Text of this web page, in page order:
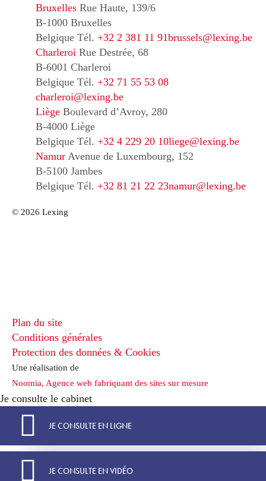
Bruxelles Rue Haute, 139/6
B-1000 Bruxelles
Belgique Tél. +32 2 381 11 91brussels@lexing.be
Charleroi Rue Destrée, 68
B-6001 Charleroi
Belgique Tél. +32 71 55 53 08
charleroi@lexing.be
Liège Boulevard d’Avroy, 280
B-4000 Liège
Belgique Tél. +32 4 229 20 10liege@lexing.be
Namur Avenue de Luxembourg, 152
B-5100 Jambes
Belgique Tél. +32 81 21 22 23namur@lexing.be
© 2026 Lexing
Plan du site
Conditions générales
Protection des données & Cookies
Une réalisation de
Noomia, Agence web fabriquant des sites sur mesure
Je consulte le cabinet
JE CONSULTE EN LIGNE
JE CONSULTE EN VIDÉO